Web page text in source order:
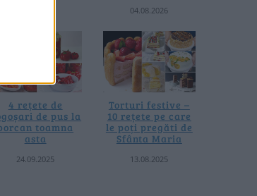
04.08.2026
4 rețete de
de pus la
toamna
asta
24.09.2025
Torturi festive –
10 rețete pe care
le poți pregăti de
Sfânta Maria
13.08.2025